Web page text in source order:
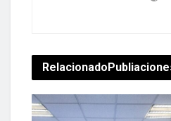
Relacionado